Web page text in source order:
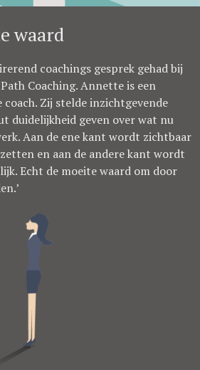
waard
coachings gesprek gehad bij
Coaching. Annette is een
Zij stelde inzichtgevende
duidelijkheid geven over wat nu
Aan de ene kant wordt zichtbaar
en aan de andere kant wordt
Echt de moeite waard om door